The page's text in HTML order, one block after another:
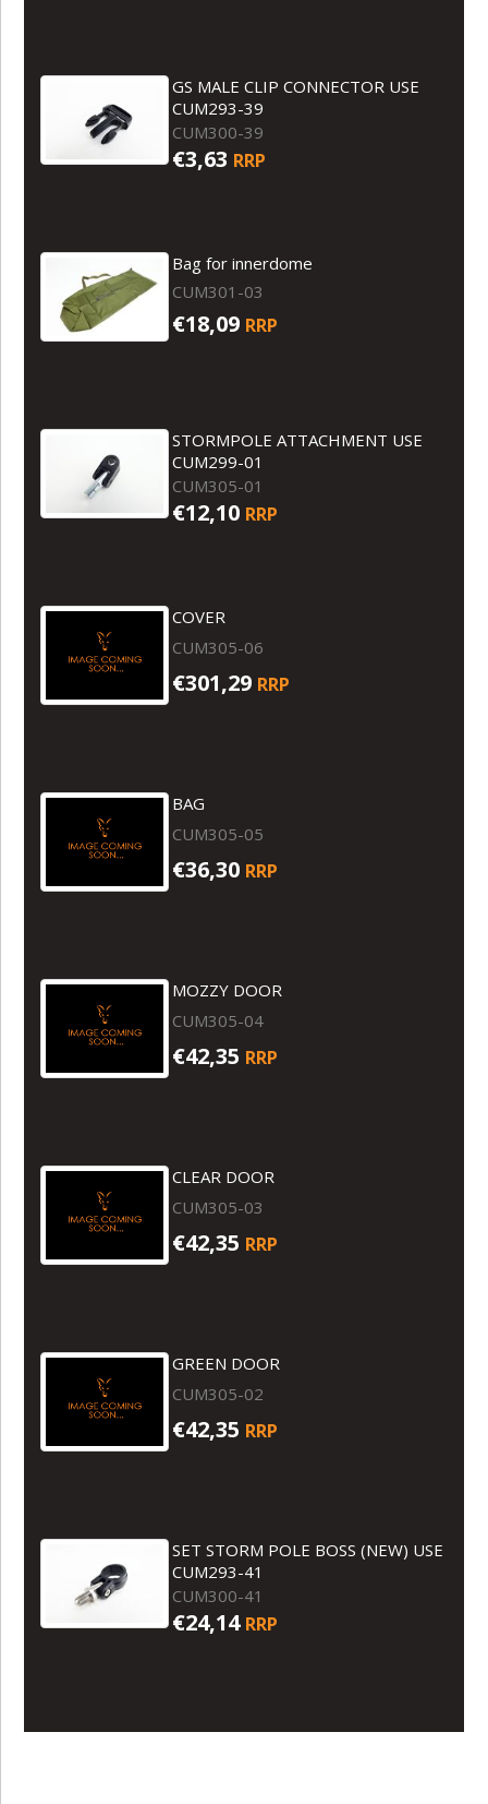
GS MALE CLIP CONNECTOR USE
CUM293-39
CUM300-39
€3,63 RRP
Bag for innerdome
CUM301-03
€18,09 RRP
STORMPOLE ATTACHMENT USE
CUM299-01
CUM305-01
€12,10 RRP
COVER
CUM305-06
€301,29 RRP
BAG
CUM305-05
€36,30 RRP
MOZZY DOOR
CUM305-04
€42,35 RRP
CLEAR DOOR
CUM305-03
€42,35 RRP
GREEN DOOR
CUM305-02
€42,35 RRP
SET STORM POLE BOSS (NEW) USE
CUM293-41
CUM300-41
€24,14 RRP